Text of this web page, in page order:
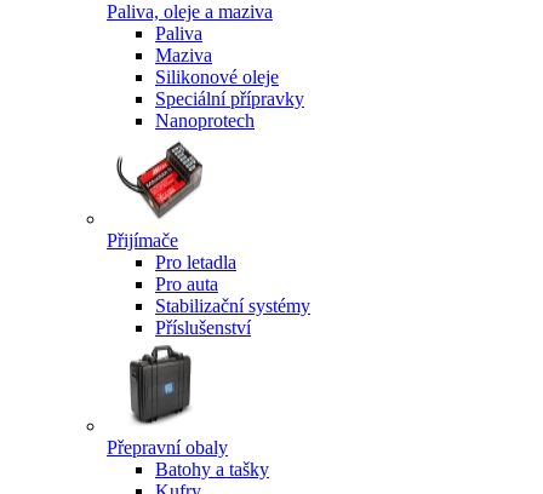
Paliva, oleje a maziva
Paliva
Maziva
Silikonové oleje
Speciální přípravky
Nanoprotech
Přijímače
Pro letadla
Pro auta
Stabilizační systémy
Příslušenství
Přepravní obaly
Batohy a tašky